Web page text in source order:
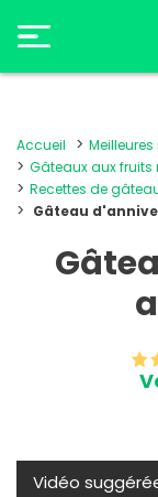
Accueil
Gâteaux aux fruits
Recettes de
Gâteau
Vidéo